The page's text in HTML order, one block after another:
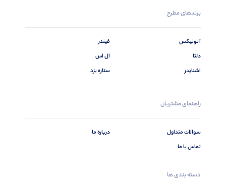
برندهای مطرح
آتونیکس
دلتا
اشنایدر
فیندر
ال اس
ستاره یزد
راهنمای مشتریان
سوالات متداول
تماس با ما
درباره ما
دسته بندی ها